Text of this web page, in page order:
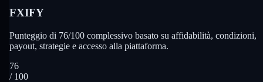
FXIFY
Punteggio di 76/100 complessivo basato su affidabilità, condizioni,
payout, strategie e accesso alla piattaforma.
76
/ 100